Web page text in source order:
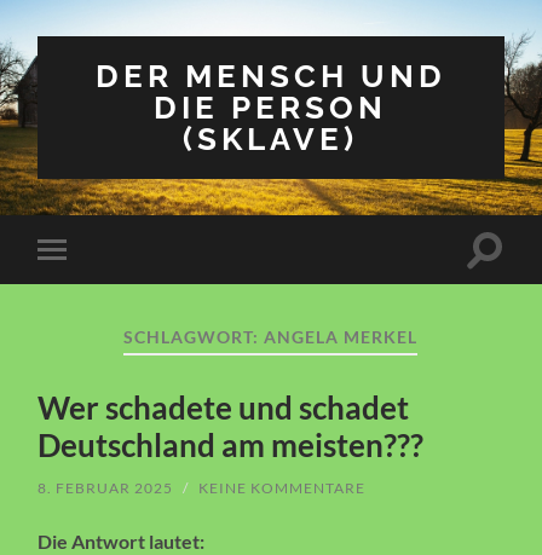
DER MENSCH UND
DIE PERSON
(SKLAVE)
Mobile-
Menü
SCHLAGWORT:ANGELA MERKEL
Wer schadete und schadet
Deutschland am meisten???
8. FEBRUAR 2025 / KEINE KOMMENTARE
Die Antwort lautet: